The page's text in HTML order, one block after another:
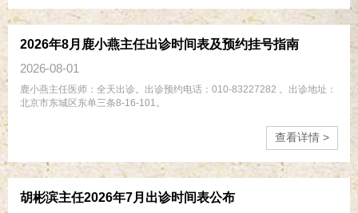
2026年8月鹿小燕主任出诊时间表及预约挂号指南
2026-08-01
​鹿小燕主任医师：全天出诊。出诊预约电话：010-83227282 。出诊地址：
北京市东城区东单三条8-16-101。
查看详情 >
胡彬滨主任2026年7月出诊时间表公布